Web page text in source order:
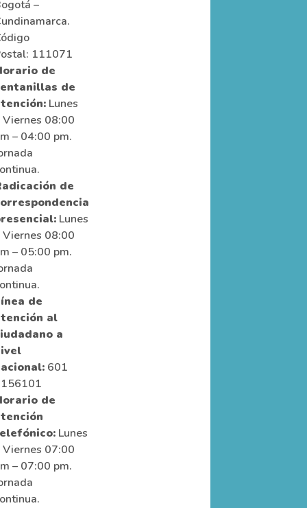
–
111071
de
de
Lunes
Viernes 08:00
– 04:00 pm.
de
Lunes
Viernes 08:00
– 05:00 pm.
de
al
a
601
de
Lunes
Viernes 07:00
– 07:00 pm.